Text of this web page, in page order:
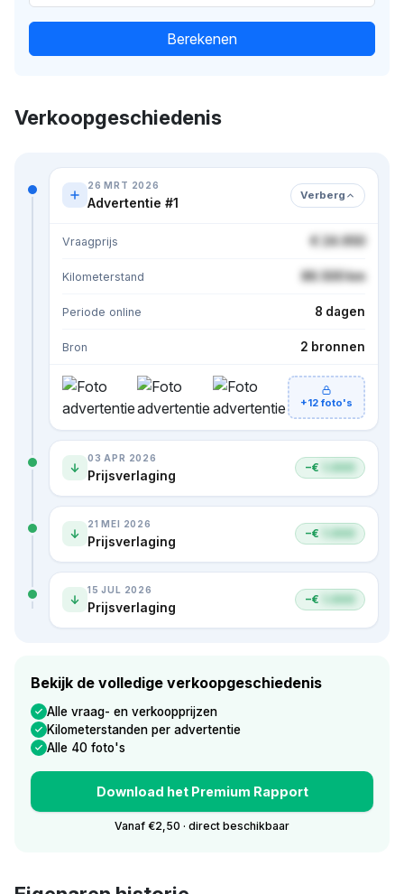
Berekenen
Verkoopgeschiedenis
26 MRT 2026
Advertentie #1 Verberg
Vraagprijs € 24.950
Kilometerstand 86.500 km
Periode online 8 dagen
Bron 2 bronnen
+12 foto's
03 APR 2026
Prijsverlaging −€
21 MEI 2026
Prijsverlaging −€
15 JUL 2026
Prijsverlaging −€
Bekijk de volledige verkoopgeschiedenis
Alle vraag- en verkoopprijzen
Kilometerstanden per advertentie
Alle 40 foto's
Download het Premium Rapport
Vanaf €2,50 · direct beschikbaar